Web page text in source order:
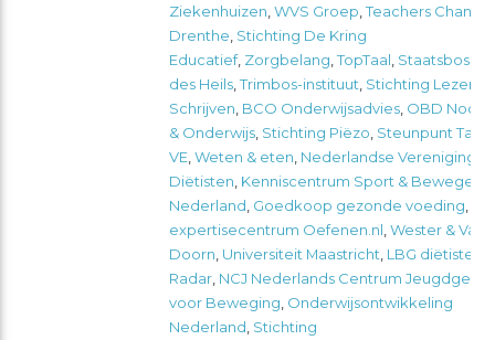
Ziekenhuizen ,WVS Groep ,Teachers Channel
Drenthe Stichting De Kring
Educatief, Zorgbelang ,TopTaal
des Heils ,Trimbos-instituut Stichting Lezen &
Schrijven BCO Onderwijsadvies OBD
& Onderwijs Stichting Piëzo Steunpunt Taal
VE ,Weten & eten Nederlandse Vereniging
Diëtisten Kenniscentrum Sport & Bewegen
Nederland Goedkoop gezonde voeding
expertisecentrum Oefenen.nl ,Wester & Van
Doorn Universiteit Maastricht LBG diëtisten
Radar NCJ Nederlands Centrum
voor Beweging Onderwijsontwikkeling
Nederland Stichting